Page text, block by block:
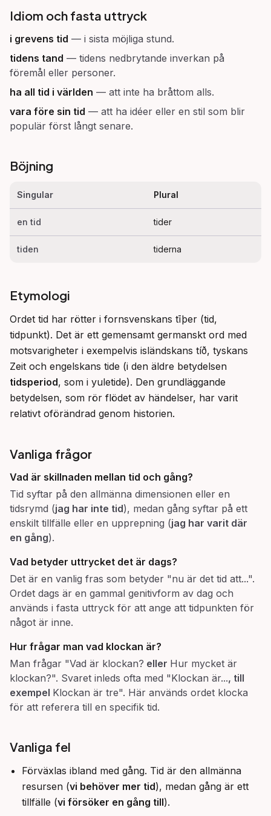
Idiom och fasta uttryck
i grevens tid — i sista möjliga stund.
tidens tand — tidens nedbrytande inverkan på
föremål eller personer.
ha all tid i världen — att inte ha bråttom alls.
vara före sin tid — att ha idéer eller en stil som blir
populär först långt senare.
Böjning
Singular Plural
en tid tider
tiden tiderna
Etymologi
Ordet tid har rötter i fornsvenskans tīþer (tid,
tidpunkt). Det är ett gemensamt germanskt ord med
motsvarigheter i exempelvis isländskans tíð, tyskans
tidsperiod, som i yuletide). Den grundläggande
betydelsen, som rör flödet av händelser, har varit
relativt oförändrad genom historien.
Vanliga frågor
Vad är skillnaden mellan tid och gång?
Tid syftar på den allmänna dimensionen eller en
tidsrymd (jag har inte tid), medan gång syftar på ett
enskilt tillfälle eller en upprepning (jag har varit där
en gång).
Vad betyder uttrycket det är dags?
Det är en vanlig fras som betyder "nu är det tid att...".
Ordet dags är en gammal genitivform av dag och
används i fasta uttryck för att ange att tidpunkten för
något är inne.
Hur frågar man vad klockan är?
Man frågar "Vad är klockan? eller Hur mycket är
klockan?". Svaret inleds ofta med "Klockan är..., till
exempel Klockan är tre". Här används ordet klocka
för att referera till en specifik tid.
Vanliga fel
Förväxlas ibland med gång. Tid är den allmänna
resursen (vi behöver mer tid), medan gång är ett
tillfälle (vi försöker en gång till).